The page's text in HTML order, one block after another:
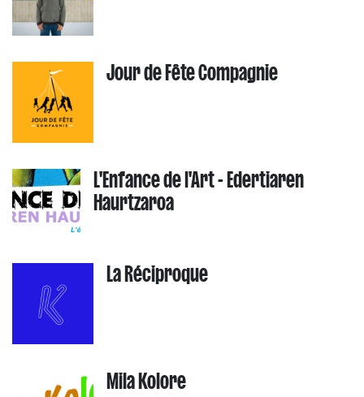
Jour de Fête Compagnie
L'Enfance de l'Art - Edertiaren
Haurtzaroa
La Réciproque
Mila Kolore